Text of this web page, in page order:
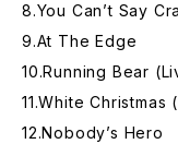
8.You Can’t Say
9.At The Edge
10.Running Bear
11.White Christmas
12.Nobody’s Hero